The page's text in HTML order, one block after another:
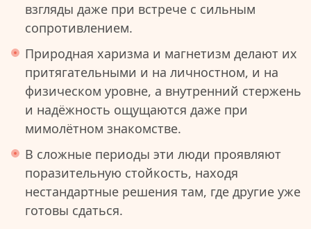
взгляды даже при встрече с сильным
сопротивлением.
Природная харизма и магнетизм делают их
притягательными и на личностном, и на
физическом уровне, а внутренний стержень
и надёжность ощущаются даже при
мимолётном знакомстве.
В сложные периоды эти люди проявляют
поразительную стойкость, находя
нестандартные решения там, где другие уже
готовы сдаться.